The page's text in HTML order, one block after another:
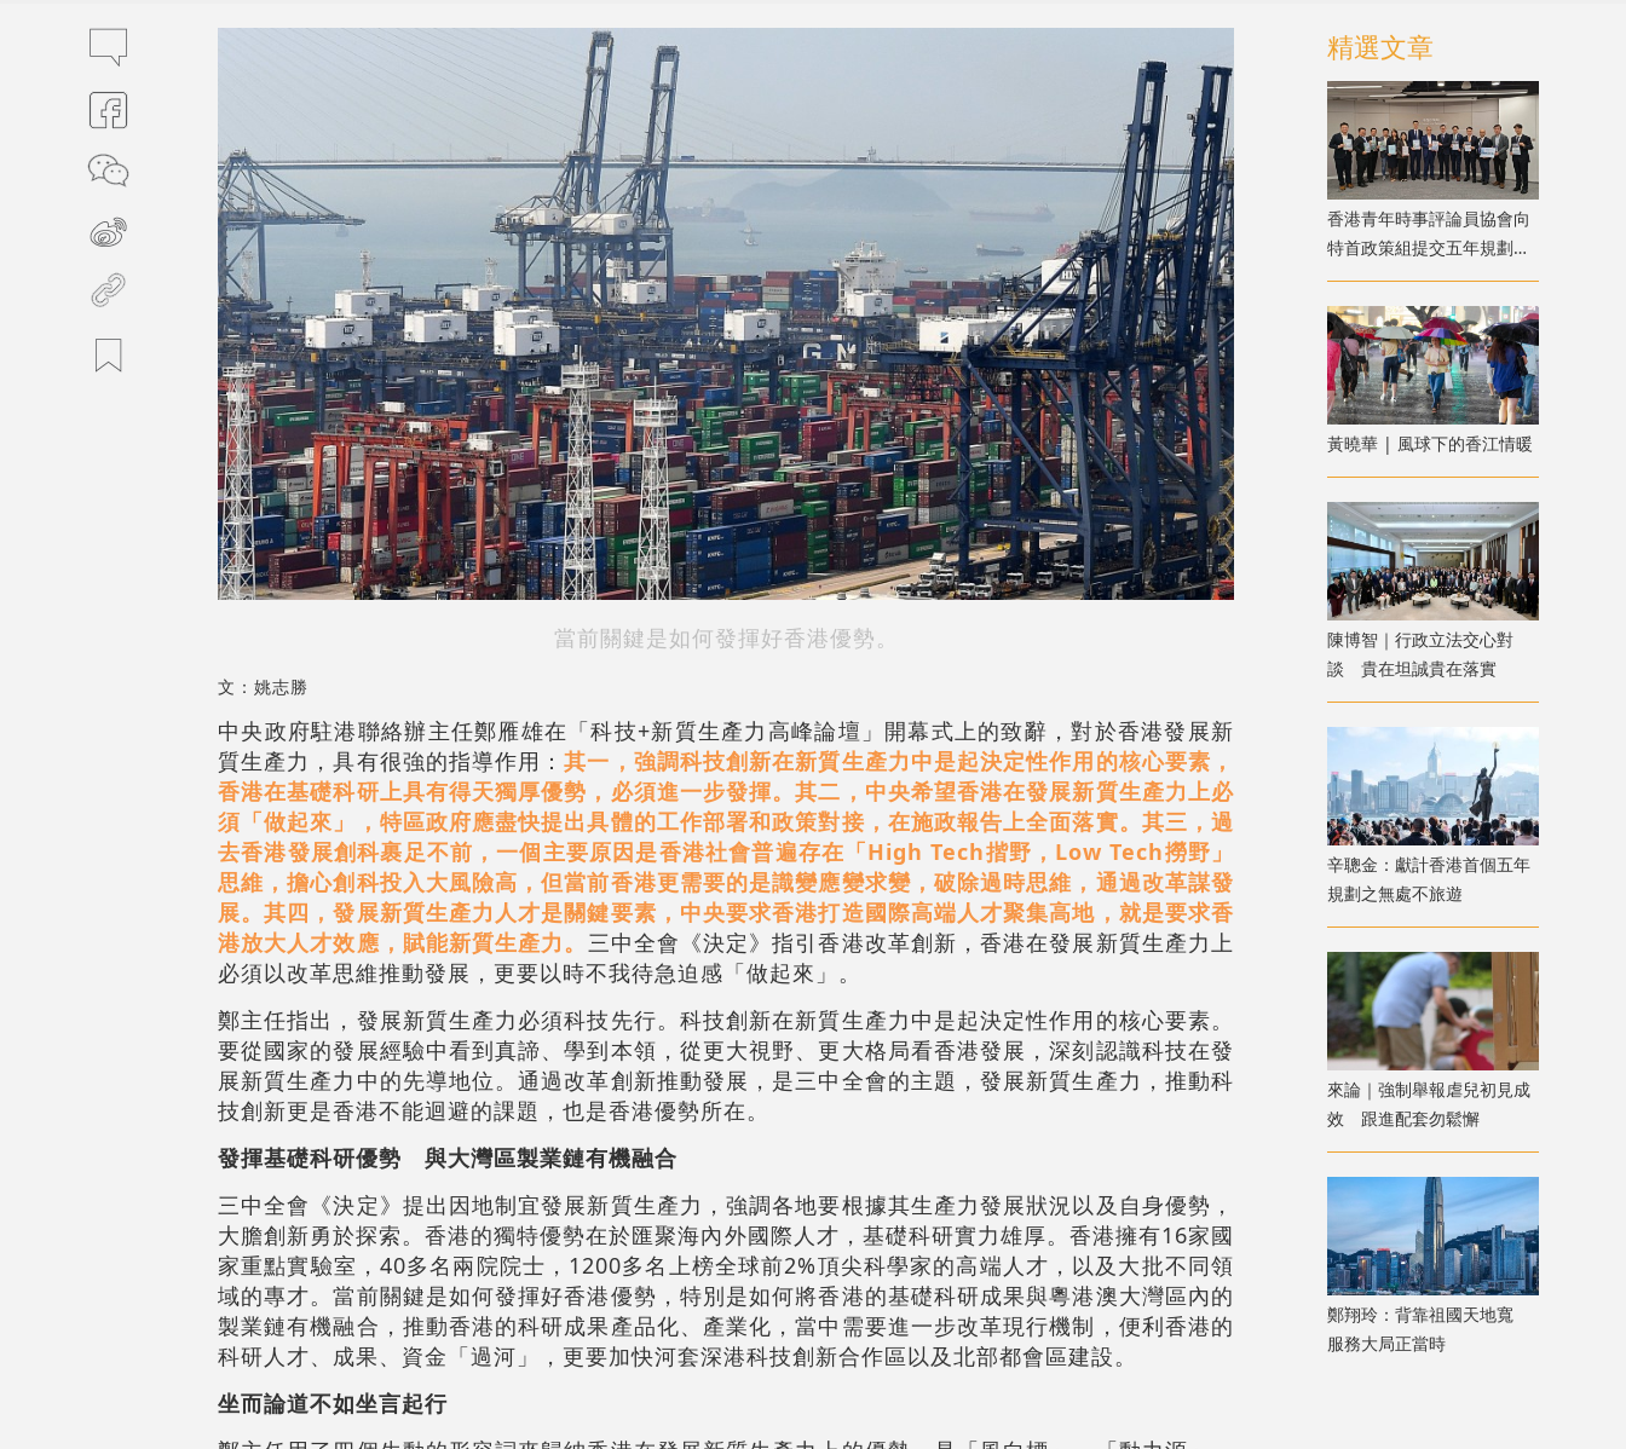
當前關鍵是如何發揮好香港優勢。
文：姚志勝
中央政府駐港聯絡辦主任鄭雁雄在「科技+新質生產力高峰論壇」開幕式上的致辭，對於香港發展新
質生產力，具有很強的指導作用：其一，強調科技創新在新質生產力中是起決定性作用的核心要素，
香港在基礎科研上具有得天獨厚優勢，必須進一步發揮。其二，中央希望香港在發展新質生產力上必
須「做起來」，特區政府應盡快提出具體的工作部署和政策對接，在施政報告上全面落實。其三，過
去香港發展創科裹足不前，一個主要原因是香港社會普遍存在「High Tech揩野，Low Tech撈野」
思維，擔心創科投入大風險高，但當前香港更需要的是識變應變求變，破除過時思維，通過改革謀發
展。其四，發展新質生產力人才是關鍵要素，中央要求香港打造國際高端人才聚集高地，就是要求香
港放大人才效應，賦能新質生產力。 三中全會《決定》指引香港改革創新，香港在發展新質生產力上
必須以改革思維推動發展，更要以時不我待急迫感「做起來」。
鄭主任指出，發展新質生產力必須科技先行。科技創新在新質生產力中是起決定性作用的核心要素。
要從國家的發展經驗中看到真諦、學到本領，從更大視野、更大格局看香港發展，深刻認識科技在發
展新質生產力中的先導地位。通過改革創新推動發展，是三中全會的主題，發展新質生產力，推動科
技創新更是香港不能迴避的課題，也是香港優勢所在。
發揮基礎科研優勢 與大灣區製業鏈有機融合
三中全會《決定》提出因地制宜發展新質生產力，強調各地要根據其生產力發展狀況以及自身優勢，
大膽創新勇於探索。香港的獨特優勢在於匯聚海內外國際人才，基礎科研實力雄厚。香港擁有16家國
家重點實驗室，40多名兩院院士，1200多名上榜全球前2%頂尖科學家的高端人才，以及大批不同領
域的專才。當前關鍵是如何發揮好香港優勢，特別是如何將香港的基礎科研成果與粵港澳大灣區內的
製業鏈有機融合，推動香港的科研成果產品化、產業化，當中需要進一步改革現行機制，便利香港的
科研人才、成果、資金「過河」，更要加快河套深港科技創新合作區以及北部都會區建設。
坐而論道不如坐言起行
精選文章
香港青年時事評論員協會向
特首政策組提交五年規劃建
議
黃曉華 | 風球下的香江情暖
陳博智｜行政立法交心對
談 貴在坦誠貴在落實
辛聰金：獻計香港首個五年
規劃之無處不旅遊
來論｜強制舉報虐兒初見成
效 跟進配套勿鬆懈
鄭翔玲：背靠祖國天地寬
服務大局正當時